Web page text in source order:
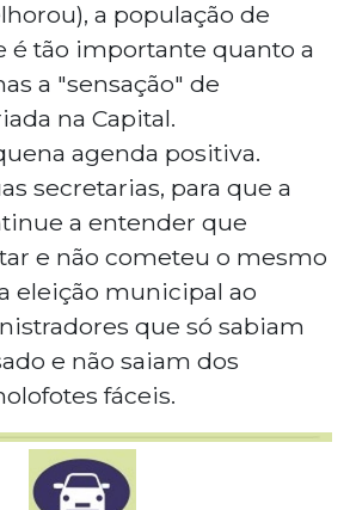
a população de
é tão importante quanto a
a "sensação" de
na Capital.
agenda positiva.
secretarias, para que a
a entender que
e não cometeu o mesmo
eleição municipal ao
que só sabiam
e não saiam dos
fáceis.